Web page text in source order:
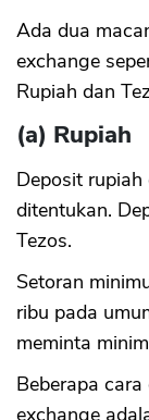
Ada dua
exchange
Rupiah dan
(a) Rupiah
Deposit
ditentukan.
Tezos.
Setoran
ribu pada
meminta
Beberapa